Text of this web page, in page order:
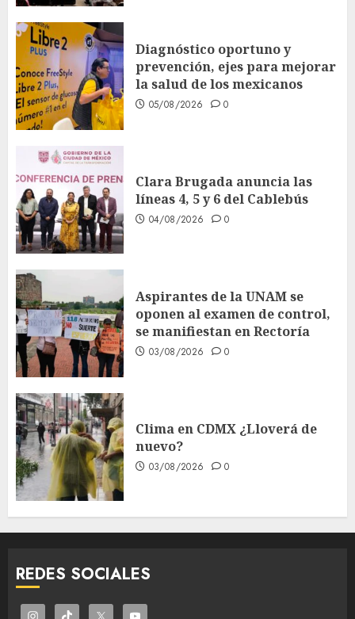
Diagnóstico oportuno y
prevención, ejes para mejorar
la salud de los mexicanos
05/08/2026 0
Clara Brugada anuncia las
líneas 4, 5 y 6 del Cablebús
04/08/2026 0
Aspirantes de la UNAM se
oponen al examen de control,
se manifiestan en Rectoría
03/08/2026 0
Clima en CDMX ¿Lloverá de
nuevo?
03/08/2026 0
REDES SOCIALES